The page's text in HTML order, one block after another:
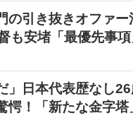
の引き抜きオファ
安堵「最優先事項
」日本代表歴なし
愕！「新たな金字